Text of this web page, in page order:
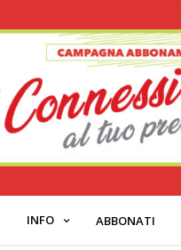
INFO ABBONATI